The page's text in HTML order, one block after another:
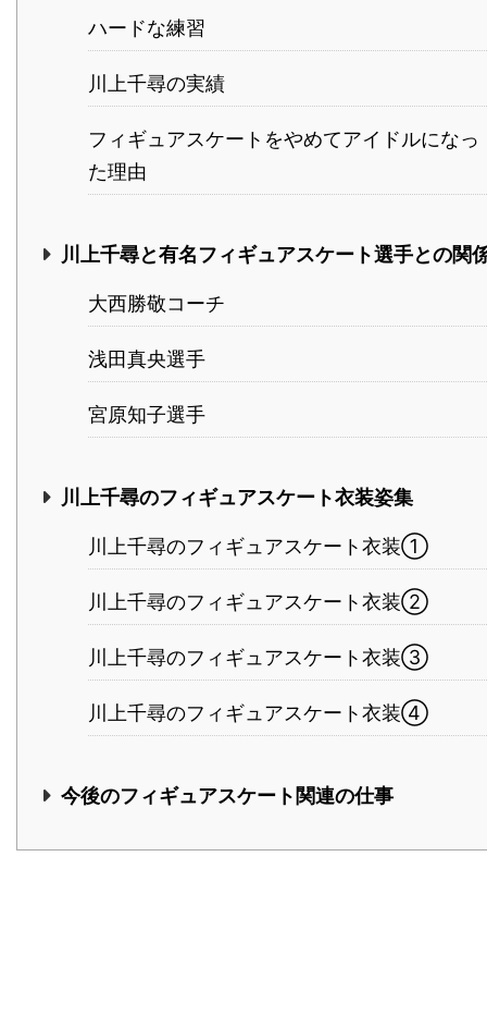
ハードな練習
川上千尋の実績
フィギュアスケートをやめてアイドルになっ
た理由
川上千尋と有名フィギュアスケート選手との関
大西勝敬コーチ
浅田真央選手
宮原知子選手
川上千尋のフィギュアスケート衣装姿集
川上千尋のフィギュアスケート衣装①
川上千尋のフィギュアスケート衣装②
川上千尋のフィギュアスケート衣装③
川上千尋のフィギュアスケート衣装④
今後のフィギュアスケート関連の仕事